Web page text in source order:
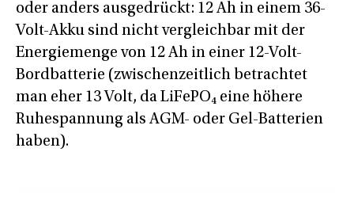
oder anders ausgedrückt: 12 Ah in einem 36-
Volt-Akku sind nicht vergleichbar mit der
Energiemenge von 12 Ah in einer 12-Volt-
Bordbatterie (zwischenzeitlich betrachtet
man eher 13 Volt, da LiFePO₄ eine höhere
Ruhespannung als AGM- oder Gel-Batterien
haben).